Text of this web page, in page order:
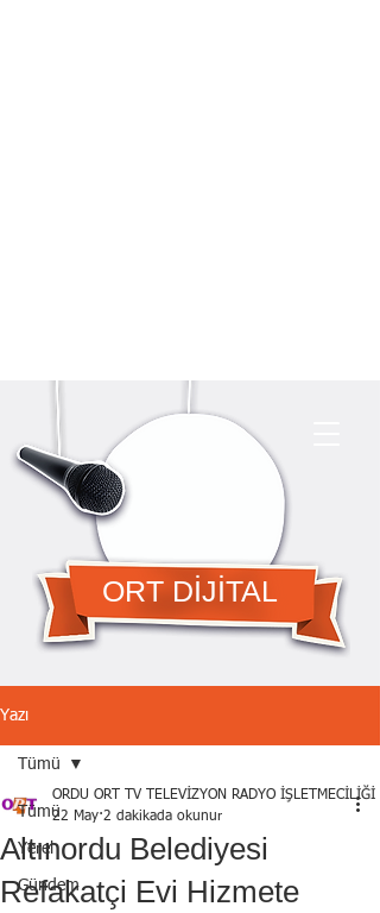
ORT DİJİTAL
Yazı
Tümü
Yerel
Gündem
Tümü
Altınordu Belediyesi
Refakatçi Evi Hizmete
ORDU ORT TV TELEVİZYON RADYO İŞLETMECİLİĞİ
22 May 2 dakikada okunur